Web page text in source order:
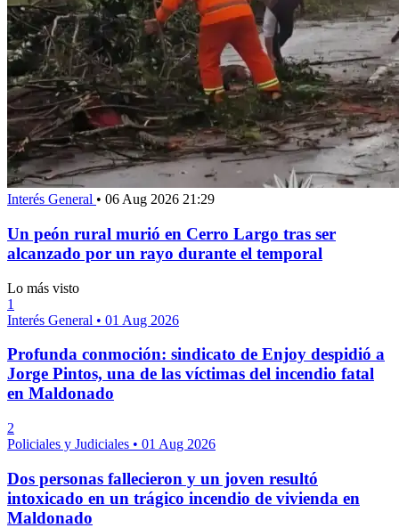
Interés General • 06 Aug 2026 21:29
Un peón rural murió en Cerro Largo tras ser
alcanzado por un rayo durante el temporal
Lo más visto
1
Interés General • 01 Aug 2026
Profunda conmoción: sindicato de Enjoy despidió a
Jorge Pintos, una de las víctimas del incendio fatal
en Maldonado
2
Policiales y Judiciales • 01 Aug 2026
Dos personas fallecieron y un joven resultó
intoxicado en un trágico incendio de vivienda en
Maldonado